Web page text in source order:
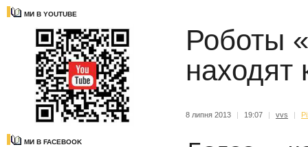
МИ В YOUTUBE
МИ В FACEBOOK
Роботы
находят
8 липня 2013 | 19:07 | vvs |